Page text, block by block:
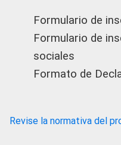
Formulario de
Formulario de
sociales
Formato de
Revise la normativa del